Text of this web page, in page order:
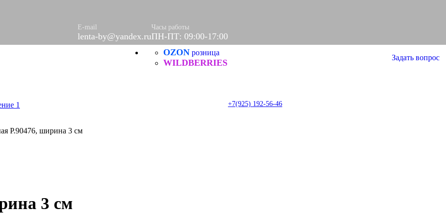
E-mail
lenta-by@yandex.ru
Часы работы
ПН-ПТ: 09:00-17:00
+7(925) 192-56-46
OZON розница
WILDBERRIES
Задать вопрос
Р.90476, ширина 3 см
3 см